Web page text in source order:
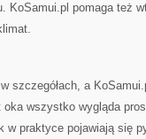
KoSamui.pl pomaga też
szczegółach, a
wszystko wygląda
w praktyce pojawiają się